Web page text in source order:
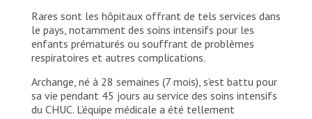
Rares sont les hôpitaux offrant de tels services dans
le pays, notamment des soins intensifs pour les
enfants prématurés ou souffrant de problèmes
respiratoires et autres complications.
Archange, né à 28 semaines (7 mois), s’est battu pour
sa vie pendant 45 jours au service des soins intensifs
du CHUC. L’équipe médicale a été tellement